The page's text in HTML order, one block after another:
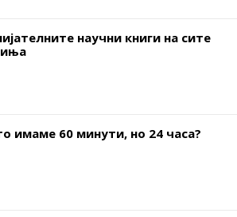
научни книги на сите
имаме 60 минути, но 24 часа?